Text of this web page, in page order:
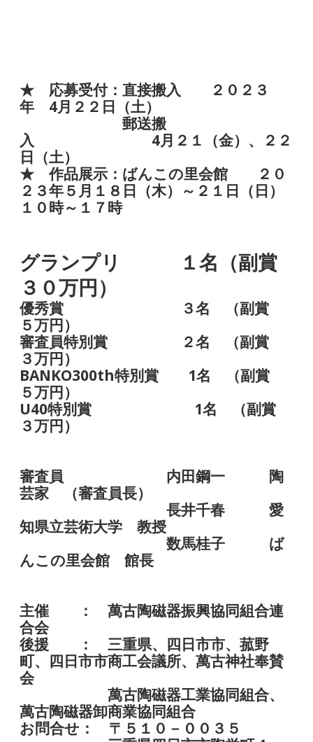
★ 応募受付：直接搬入 ２０２３
年 4月２２日（土）
郵送搬
入 4月２１（金）、２２
日（土）
★ 作品展示：ばんこの里会館 ２０
２３年５月１８日（木）～２１日（日）
１０時～１７時
グランプリ １名（副賞
３０万円）
優秀賞 ３名 （副賞
５万円）
審査員特別賞 ２名 （副賞
３万円）
BANKO300th特別賞 1名 （副賞
５万円）
U40特別賞 1名 （副賞
３万円）
審査員 内田鋼一 陶
芸家 （審査員長）
長井千春 愛
知県立芸術大学 教授
数馬桂子 ば
んこの里会館 館長
主催 ： 萬古陶磁器振興協同組合連
合会
後援 ： 三重県、四日市市、菰野
町、四日市市商工会議所、萬古神社奉賛
会
萬古陶磁器工業協同組合、
萬古陶磁器卸商業協同組合
お問合せ： 〒５１０－００３５